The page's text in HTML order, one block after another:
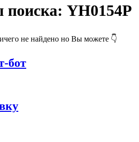
поиска: YH0154P
не найдено но Вы можете 👇
бот